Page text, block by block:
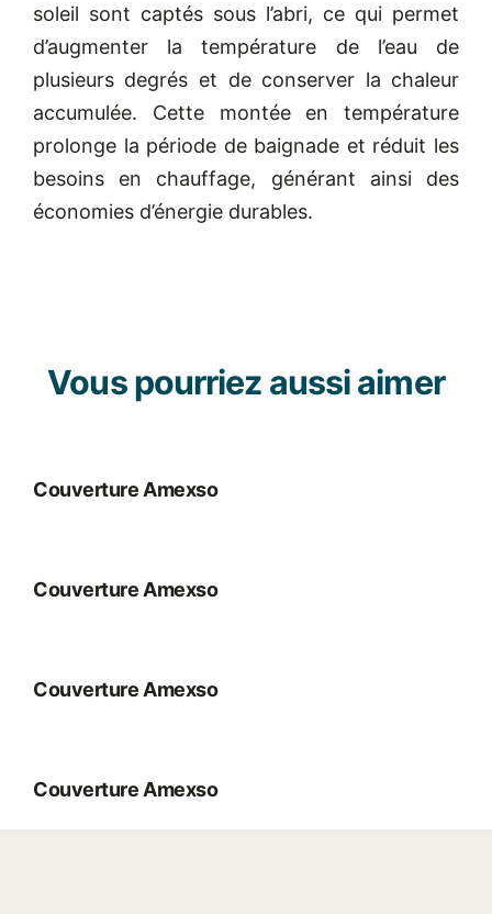
soleil sont captés sous l’abri, ce qui permet
d’augmenter la température de l’eau de
plusieurs degrés et de conserver la chaleur
accumulée. Cette montée en température
prolonge la période de baignade et réduit les
besoins en chauffage, générant ainsi des
économies d’énergie durables.
Vous pourriez aussi aimer
Couverture Amexso
Couverture Amexso
Couverture Amexso
Couverture Amexso